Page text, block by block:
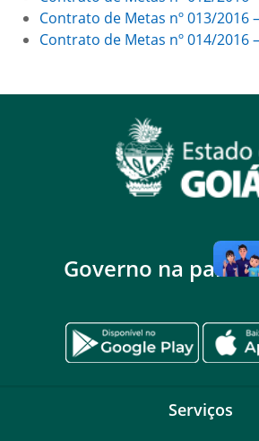
Contrato de Metas nº 013/2016
Contrato de Metas nº 014/2016 –
Governo na palma
Serviços